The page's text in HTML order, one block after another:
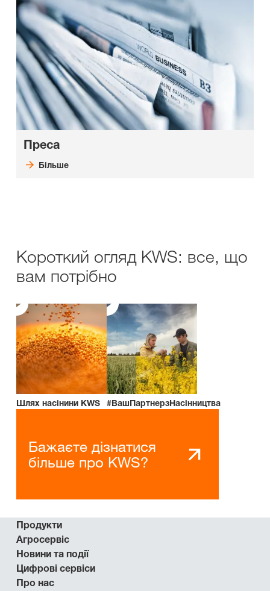
Преса
Більше
Короткий огляд KWS: все, що
вам потрібно
Шлях насінини KWS #ВашПартнерзНасінництва
Бажаєте дізнатися
більше про KWS?
Продукти
Агросервіс
Новини та події
Цифрові сервіси
Про нас